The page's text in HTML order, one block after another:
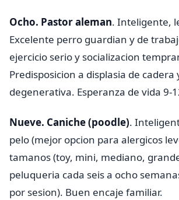
Ocho. Pastor aleman. Inteligente,
Excelente perro guardian y de
ejercicio serio y socializacion
Predisposicion a displasia de cadera
degenerativa. Esperanza de vida 9-
Nueve. Caniche (poodle).
pelo (mejor opcion para alergicos
tamanos (toy, mini, mediano,
peluqueria cada seis a ocho
por sesion). Buen encaje familiar.